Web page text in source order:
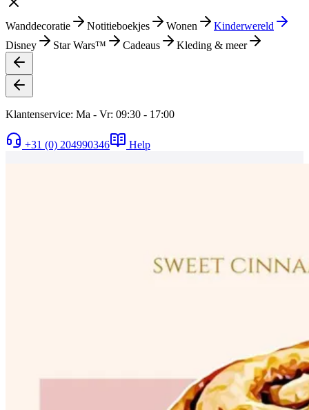
Wanddecoratie Notitieboekjes Wonen
Kinderwereld
Disney
Star Wars™ Cadeaus Kleding & meer
Klantenservice: Ma - Vr: 09:30 - 17:00
+31 (0) 204990346 Help